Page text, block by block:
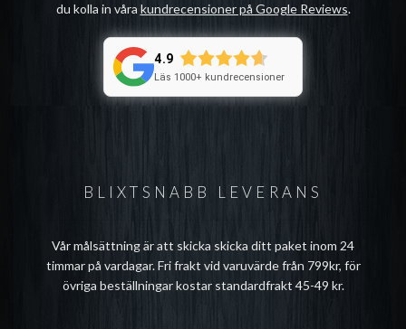
BLIXTSNABB LEVERANS
Vår målsättning är att skicka skicka ditt paket inom 24
timmar på vardagar. Fri frakt vid varuvärde från 799kr, för
övriga beställningar kostar standardfrakt 45-49 kr.
du kolla in våra kundrecensioner på Google Reviews.
4.9
Läs 1000+ kundrecensioner